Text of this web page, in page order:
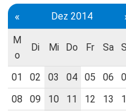
« Dez 2014
M
o
Di Mi Do Fr Sa
01 02 03 04 05 06
08
09 10 11 12 13